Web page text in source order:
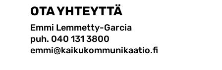
OTA YHTEYTTÄ
Emmi Lemmetty-Garcia
puh. 040 131 3800
emmi@kaikukommunikaatio.fi